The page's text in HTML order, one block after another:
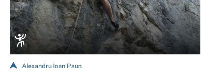
Alexandru Ioan Paun